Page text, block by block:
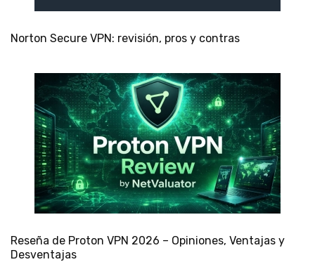
Norton Secure VPN: revisión, pros y contras
Reseña de Proton VPN 2026 – Opiniones, Ventajas y
Desventajas